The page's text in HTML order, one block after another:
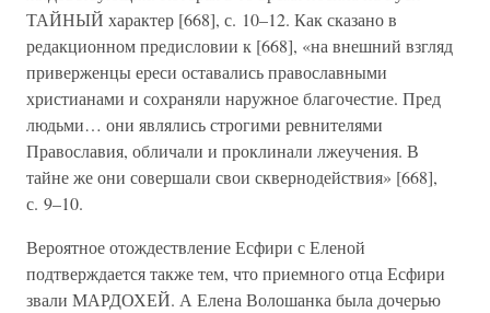
ТАЙНЫЙ характер [668], с. 10–12. Как сказано в
редакционном предисловии к [668], «на внешний взгляд
приверженцы ереси оставались православными
христианами и сохраняли наружное благочестие. Пред
людьми… они являлись строгими ревнителями
Православия, обличали и проклинали лжеучения. В
тайне же они совершали свои сквернодействия» [668],
с. 9–10.
Вероятное отождествление Есфири с Еленой
подтверждается также тем, что приемного отца Есфири
звали МАРДОХЕЙ. А Елена Волошанка была дочерью